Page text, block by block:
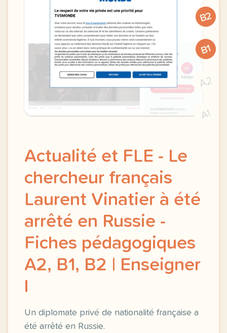
B2
B1
A2
A1
Actualité et FLE - Le
chercheur français
Laurent Vinatier à été
arrêté en Russie -
Fiches pédagogiques
A2, B1, B2 | Enseigner
l
Un diplomate privé de nationalité française a
été arrêté en Russie.